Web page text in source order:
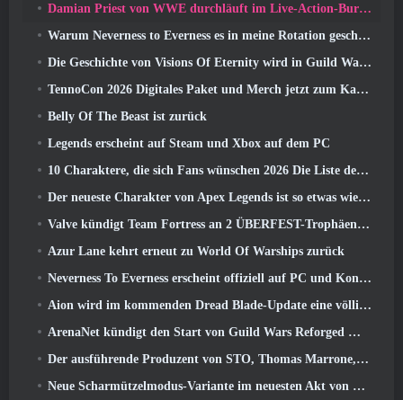
Damian Priest von WWE durchläuft im Live-Action-Burst-Fest-Trailer von Delta Force eine Ausbildung im „The Loot Camp“.
Warum Neverness to Everness es in meine Rotation geschafft hat, Zur Zeit
Die Geschichte von Visions Of Eternity wird in Guild Wars fortgesetzt 2 Nächste Woche
TennoCon 2026 Digitales Paket und Merch jetzt zum Kauf verfügbar
Belly Of The Beast ist zurück
Legends erscheint auf Steam und Xbox auf dem PC
10 Charaktere, die sich Fans wünschen 2026 Die Liste der Marvel-Rivalen ist am höchsten und wie wahrscheinlich ist, dass sie eintreten
Der neueste Charakter von Apex Legends ist so etwas wie ein Geschwindigkeitsdämon
Valve kündigt Team Fortress an 2 ÜBERFEST-Trophäen-Design-Wettbewerb
Azur Lane kehrt erneut zu World Of Warships zurück
Neverness To Everness erscheint offiziell auf PC und Konsolen
Aion wird im kommenden Dread Blade-Update eine völlig neue Klasse erhalten
ArenaNet kündigt den Start von Guild Wars Reforged Mobile an
Der ausführende Produzent von STO, Thomas Marrone, und der Creative Director von Neverwinter, Randy Mosiondz, diskutieren über die Spiele und die Zukunft von Cryptic
Neue Scharmützelmodus-Variante im neuesten Akt von Valorant eingeführt